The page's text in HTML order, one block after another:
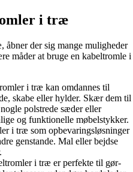
i træ
der sig mange muligheder
måder at bruge en kabeltromle i
i træ kan omdannes til
skabe eller hylder. Skær dem til
polstrede sæder eller
og funktionelle møbelstykker.
i træ som opbevaringsløsninger
genstande. Mal eller bejdse
i træ er perfekte til gør-